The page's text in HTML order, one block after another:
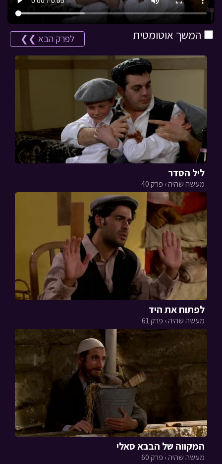
המשך אוטומטית לפרק הבא ❯❯
ליל הסדר
מעשה שהיה › פרק 40
לפתוח את היד
מעשה שהיה › פרק 61
המקווה של הבבא סאלי
מעשה שהיה › פרק 60